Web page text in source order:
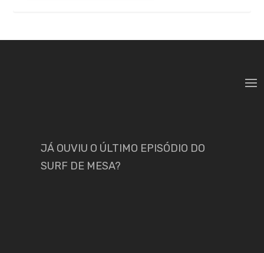
JÁ OUVIU O ÚLTIMO EPISÓDIO DO
SURF DE MESA?